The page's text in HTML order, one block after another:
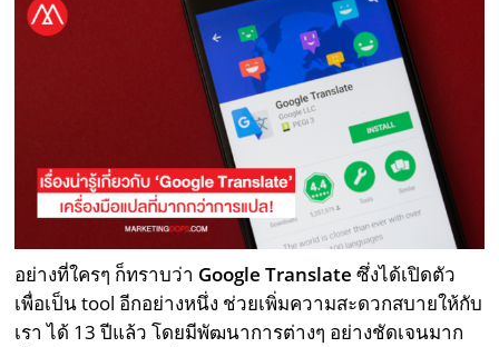
อย่างที่ใครๆ ก็ทราบว่า Google Translate ซึ่งได้เปิดตัว
เพื่อเป็น tool อีกอย่างหนึ่ง ช่วยเพิ่มความสะดวกสบายให้กับ
เรา ได้ 13 ปีแล้ว โดยมีพัฒนาการต่างๆ อย่างชัดเจนมาก